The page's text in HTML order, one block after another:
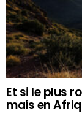
Et si le plus
mais en